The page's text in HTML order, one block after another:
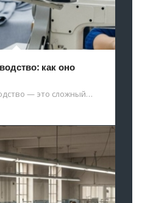
как оно
— это сложный…